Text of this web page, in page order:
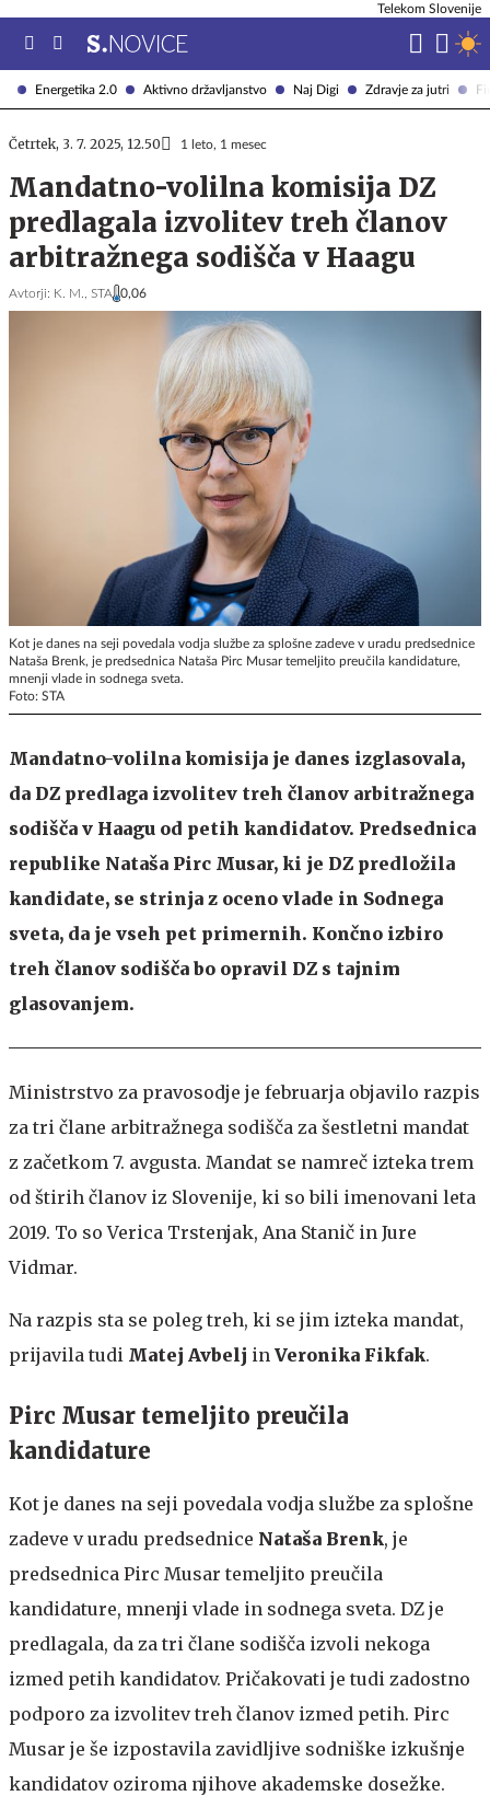
Energetika 2.0 Aktivno državljanstvo Naj Digi Zdravje za jutri
Telekom Slovenije
Četrtek, 3. 7. 2025, 12.50 1 leto, 1 mesec
Mandatno-volilna komisija DZ
predlagala izvolitev treh članov
arbitražnega sodišča v Haagu
Avtorji: K. M., STA 0,06
Kot je danes na seji povedala vodja službe za splošne zadeve v uradu predsednice
Nataša Brenk, je predsednica Nataša Pirc Musar temeljito preučila kandidature,
mnenji vlade in sodnega sveta.
Foto: STA
Mandatno-volilna komisija je danes izglasovala,
da DZ predlaga izvolitev treh članov arbitražnega
sodišča v Haagu od petih kandidatov. Predsednica
republike Nataša Pirc Musar, ki je DZ predložila
kandidate, se strinja z oceno vlade in Sodnega
sveta, da je vseh pet primernih. Končno izbiro
treh članov sodišča bo opravil DZ s tajnim
glasovanjem.
Ministrstvo za pravosodje je februarja objavilo razpis
za tri člane arbitražnega sodišča za šestletni mandat
z začetkom 7. avgusta. Mandat se namreč izteka trem
od štirih članov iz Slovenije, ki so bili imenovani leta
2019. To so Verica Trstenjak, Ana Stanič in Jure
Vidmar.
Na razpis sta se poleg treh, ki se jim izteka mandat,
prijavila tudi Matej Avbelj in Veronika Fikfak.
Pirc Musar temeljito preučila
kandidature
Kot je danes na seji povedala vodja službe za splošne
zadeve v uradu predsednice Nataša Brenk, je
predsednica Pirc Musar temeljito preučila
kandidature, mnenji vlade in sodnega sveta. DZ je
predlagala, da za tri člane sodišča izvoli nekoga
izmed petih kandidatov. Pričakovati je tudi zadostno
podporo za izvolitev treh članov izmed petih. Pirc
Musar je še izpostavila zavidljive sodniške izkušnje
kandidatov oziroma njihove akademske dosežke.